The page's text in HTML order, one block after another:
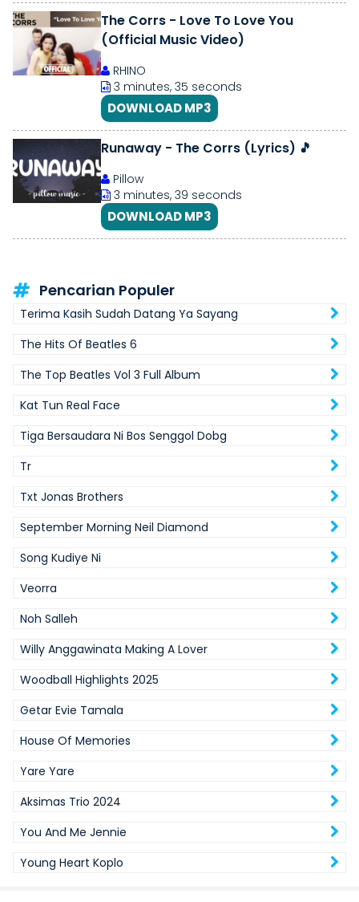
The Corrs - Love To Love You
(Official Music Video)
RHINO
3 minutes, 35 seconds
DOWNLOAD MP3
Runaway - The Corrs (Lyrics) 🎵
Pillow
3 minutes, 39 seconds
DOWNLOAD MP3
Pencarian Populer
Terima Kasih Sudah Datang Ya Sayang
The Hits Of Beatles 6
The Top Beatles Vol 3 Full Album
Kat Tun Real Face
Tiga Bersaudara Ni Bos Senggol Dobg
Tr
Txt Jonas Brothers
September Morning Neil Diamond
Song Kudiye Ni
Veorra
Noh Salleh
Willy Anggawinata Making A Lover
Woodball Highlights 2025
Getar Evie Tamala
House Of Memories
Yare Yare
Aksimas Trio 2024
You And Me Jennie
Young Heart Koplo